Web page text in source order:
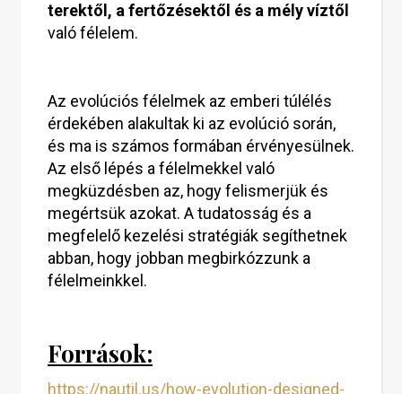
terektől, a fertőzésektől és a mély víztől
való félelem.
Az evolúciós félelmek az emberi túlélés
érdekében alakultak ki az evolúció során,
és ma is számos formában érvényesülnek.
Az első lépés a félelmekkel való
megküzdésben az, hogy felismerjük és
megértsük azokat. A tudatosság és a
megfelelő kezelési stratégiák segíthetnek
abban, hogy jobban megbirkózzunk a
félelmeinkkel.
Források:
https://nautil.us/how-evolution-designed-